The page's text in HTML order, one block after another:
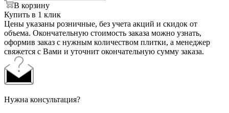
В корзину
Купить в 1 клик
Цены указаны розничные, без учета акций и скидок от
объема. Окончательную стоимость заказа можно узнать,
оформив заказ с нужным количеством плитки, а менеджер
свяжется с Вами и уточнит окончательную сумму заказа.
Нужна консультация?